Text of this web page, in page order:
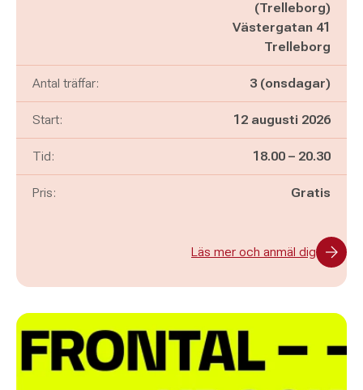
(Trelleborg)
Västergatan 41
Trelleborg
Antal träffar: 3 (onsdagar)
Start: 12 augusti 2026
Tid: Pågår mellan
18.00 – och
20.30
Pris: Gratis
Läs mer och anmäl dig